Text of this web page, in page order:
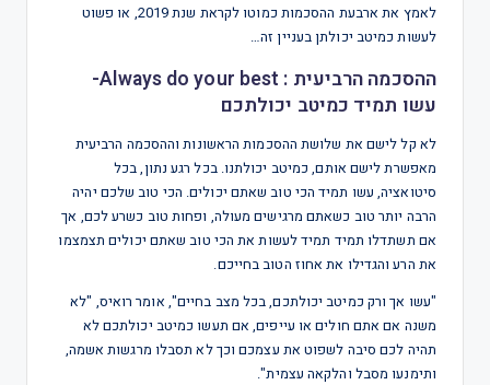
לאמץ את ארבעת ההסכמות כמוטו לקראת שנת 2019, או פשוט
לעשות כמיטב יכולתן בעניין זה…
ההסכמה הרביעית : Always do your best-
עשו תמיד כמיטב יכולתכם
לא קל לישם את שלושת ההסכמות הראשונות וההסכמה הרביעית
מאפשרת לישם אותם, כמיטב יכולתנו. בכל רגע נתון, בכל
סיטואציה, עשו תמיד הכי טוב שאתם יכולים. הכי טוב שלכם יהיה
הרבה יותר טוב כשאתם מרגישים מעולה, ופחות טוב כשרע לכם, אך
אם תשתדלו תמיד תמיד לעשות את הכי טוב שאתם יכולים תצמצמו
את הרע והגדילו את אחוז הטוב בחייכם.
"עשו אך ורק כמיטב יכולתכם, בכל מצב בחיים", אומר רואיס, "לא
משנה אם אתם חולים או עייפים, אם תעשו כמיטב יכולתכם לא
תהיה לכם סיבה לשפוט את עצמכם וכך לא תסבלו מרגשות אשמה,
ותימנעו מסבל והלקאה עצמית".